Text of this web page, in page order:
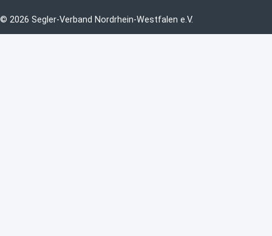
© 2026 Segler-Verband Nordrhein-Westfalen e.V.